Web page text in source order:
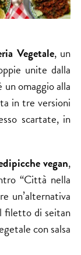
Vegetale, un
unite dalla
omaggio alla
in tre versioni
scartate, in
vegan,
“Città nella
un’alternativa
filetto di seitan
con salsa